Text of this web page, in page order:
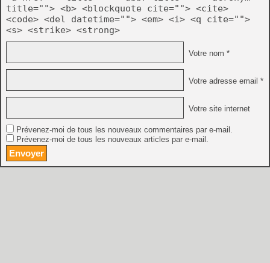
title=""> <b> <blockquote cite=""> <cite>
<code> <del datetime=""> <em> <i> <q cite="">
<s> <strike> <strong>
Votre nom *
Votre adresse email *
Votre site internet
Prévenez-moi de tous les nouveaux commentaires par e-mail.
Prévenez-moi de tous les nouveaux articles par e-mail.